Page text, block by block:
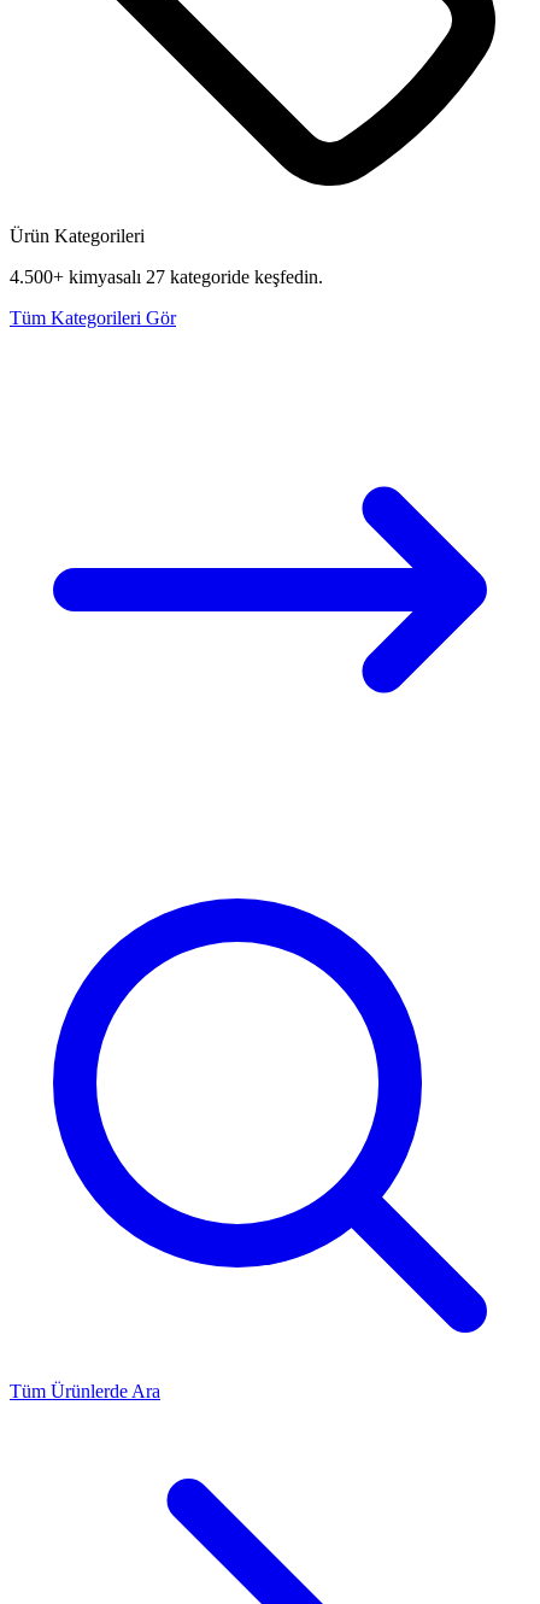
Ürün Kategorileri
4.500+ kimyasalı 27 kategoride keşfedin.
Tüm Kategorileri Gör
Tüm Ürünlerde Ara